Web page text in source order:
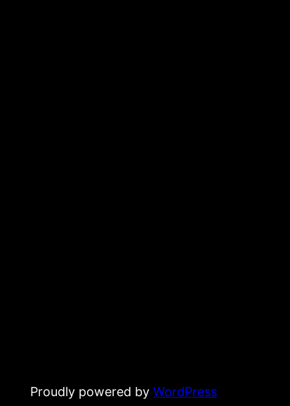
Proudly powered by WordPress